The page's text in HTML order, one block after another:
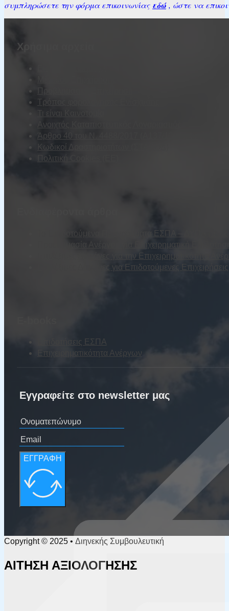
συμπληρώσετε την φόρμα επικοινωνίας εδώ, ώστε να
Χρήσιμα αρχεία
Τρόπος φορολόγησης Ενίσχυσης
Τι είναι Καινοτομία
Ανοιχτός Καταπιστευτικός Λογαριασμός
Άρθρο 40 του Ν. 4488/2017 (Α137/13.09.2017)
Κωδικοί Δραστηριοτήτων (ΣΤΑΚΟΔ)
Πολιτική Cookies (ΕΕ)
Τα Επιδοτούμενα Προγράμματα ΕΣΠΑ – ΔΥΠΑ
Προετοιμασία Ανέργου για Επιχειρηματική
Επιλέξιμες Δαπάνες για την Επιχειρηματικότητα
Επιλέξιμες Δαπάνες για Επιδοτούμενες
Επιδοτήσεις ΕΣΠΑ
Επιχειρηματικότητα Ανέργων
Εγγραφείτε στο newsletter μας
ΕΓΓΡΑΦΗ
Copyright © 2025 • Διηνεκής Συμβουλευτική
ΑΙΤΗΣΗ ΑΞΙΟΛΟΓΗΣΗΣ